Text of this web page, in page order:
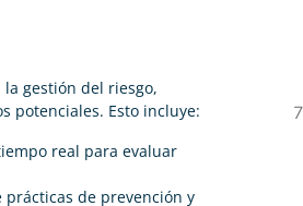
gestión del riesgo,
potenciales. Esto incluye:
real para evaluar
de prevención y